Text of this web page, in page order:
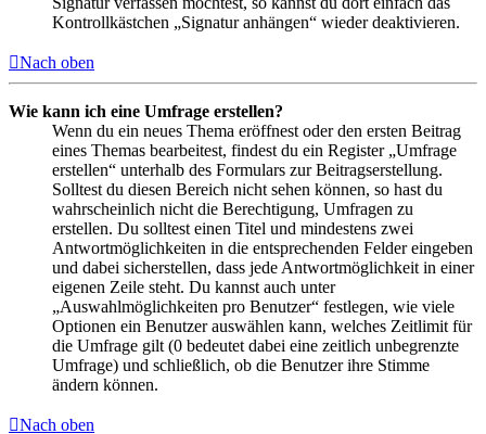
Kontrollkästchen „Signatur anhängen“ wieder deaktivieren.
Nach oben
Wie kann ich eine Umfrage erstellen?
Wenn du ein neues Thema eröffnest oder den ersten Beitrag
eines Themas bearbeitest, findest du ein Register „Umfrage
erstellen“ unterhalb des Formulars zur Beitragserstellung.
Solltest du diesen Bereich nicht sehen können, so hast du
wahrscheinlich nicht die Berechtigung, Umfragen zu
erstellen. Du solltest einen Titel und mindestens zwei
Antwortmöglichkeiten in die entsprechenden Felder eingeben
und dabei sicherstellen, dass jede Antwortmöglichkeit in einer
eigenen Zeile steht. Du kannst auch unter
„Auswahlmöglichkeiten pro Benutzer“ festlegen, wie viele
Optionen ein Benutzer auswählen kann, welches Zeitlimit für
die Umfrage gilt (0 bedeutet dabei eine zeitlich unbegrenzte
Umfrage) und schließlich, ob die Benutzer ihre Stimme
ändern können.
Nach oben